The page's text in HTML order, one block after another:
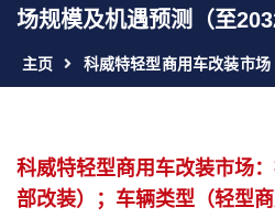
场规模及机遇预测（至
主页 科威特轻型商用车改装市场
科威特轻型商用车改装市场
部改装）；车辆类型（轻型